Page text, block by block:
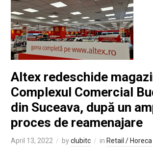
Altex redeschide
Complexul Comercial
din Suceava, după un
proces de reamenajare
April 13, 2022 byclubitc in Retail / Horeca